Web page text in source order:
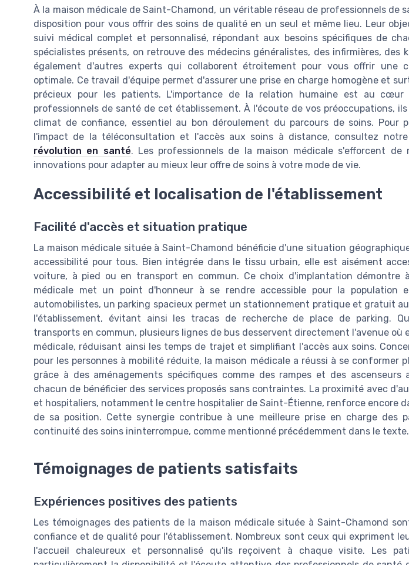
À la maison médicale de Saint-Chamond, un véritable réseau de professionnels de
disposition pour vous offrir des soins de qualité en un seul et même lieu. Leur
suivi médical complet et personnalisé, répondant aux besoins spécifiques de
spécialistes présents, on retrouve des médecins généralistes, des infirmières, des
également d'autres experts qui collaborent étroitement pour vous offrir une
optimale. Ce travail d'équipe permet d'assurer une prise en charge homogène et
précieux pour les patients. L'importance de la relation humaine est au cœur
professionnels de santé de cet établissement. À l'écoute de vos préoccupations,
climat de confiance, essentiel au bon déroulement du parcours de soins. Pour
l'impact de la téléconsultation et l'accès aux soins à distance, consultez
révolution en santé. Les professionnels de la maison médicale s'efforcent
innovations pour adapter au mieux leur offre de soins à votre mode de vie.
Accessibilité et localisation de l'établissement
Facilité d'accès et situation pratique
La maison médicale située à Saint-Chamond bénéficie d'une situation
accessibilité pour tous. Bien intégrée dans le tissu urbain, elle est aisément
voiture, à pied ou en transport en commun. Ce choix d'implantation démontre
médicale met un point d'honneur à se rendre accessible pour la population
automobilistes, un parking spacieux permet un stationnement pratique et gratuit
l'établissement, évitant ainsi les tracas de recherche de place de parking.
transports en commun, plusieurs lignes de bus desservent directement l'avenue où
médicale, réduisant ainsi les temps de trajet et simplifiant l'accès aux soins.
pour les personnes à mobilité réduite, la maison médicale a réussi à se conformer
grâce à des aménagements spécifiques comme des rampes et des ascenseurs
chacun de bénéficier des services proposés sans contraintes. La proximité avec
et hospitaliers, notamment le centre hospitalier de Saint-Étienne, renforce encore
de sa position. Cette synergie contribue à une meilleure prise en charge des
continuité des soins ininterrompue, comme mentionné précédemment dans le texte.
Témoignages de patients satisfaits
Expériences positives des patients
Les témoignages des patients de la maison médicale située à Saint-Chamond
confiance et de qualité pour l'établissement. Nombreux sont ceux qui expriment
l'accueil chaleureux et personnalisé qu'ils reçoivent à chaque visite. Les